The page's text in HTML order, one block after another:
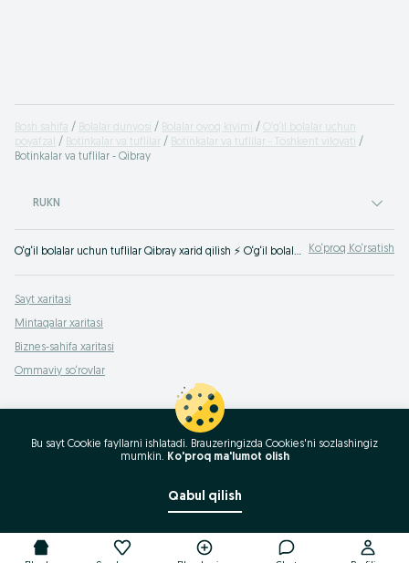
Bosh sahifa Bolalar dunyosi Bolalar oyoq kiyimi
O’g‘il bolalar uchun
poyafzal
Botinkalar va tuflilar
Botinkalar va tuflilar - Toshkent viloyati
Botinkalar va tuflilar - Qibray
RUKN
O‘g‘il bolalar uchun tuflilar Qibray xarid qilish ⚡️ O‘g‘il bolalar uchun botinkalarning eng yaxshi narxlarda savdosi ✌ Bolalar oyoq kiyimlariga arzon narxlar OLX.uz saytida! Ko‘proq Ko‘rsatish
Sayt xaritasi
Mintaqalar xaritasi
Biznes-sahifa xaritasi
Ommaviy so‘rovlar
Bu sayt Cookie fayllarni ishlatadi. Brauzeringizda Cookies'ni sozlashingiz
mumkin. Ko'proq ma'lumot olish
Qabul qilish